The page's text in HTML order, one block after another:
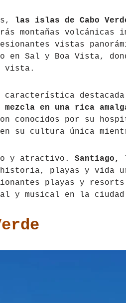
las islas de Cabo
montañas volcánicas
vistas
en Sal y Boa Vista,
vista.
característica
en una rica
conocidos por su
su cultura única
y atractivo. Santiago,
playas y vida
playas y
y musical en la ciudad